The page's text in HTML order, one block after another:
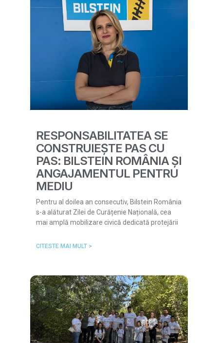
RESPONSABILITATEA SE
CONSTRUIEȘTE PAS CU
PAS: BILSTEIN ROMÂNIA ȘI
ANGAJAMENTUL PENTRU
MEDIU
Pentru al doilea an consecutiv, Bilstein România
s-a alăturat Zilei de Curățenie Națională, cea
mai amplă mobilizare civică dedicată protejării
CITESTE MAI MULT >